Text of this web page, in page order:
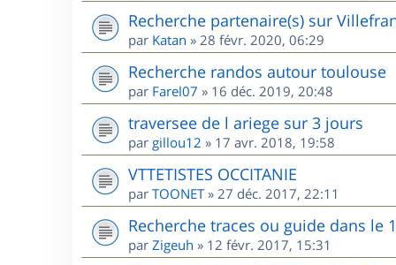
Recherche partenaire(s) sur
par Katan » 28 févr. 2020, 06:29
Recherche randos autour toulouse
par Farel07 » 16 déc. 2019, 20:48
traversee de l ariege sur 3 jours
par gillou12 » 17 avr. 2018, 19:58
VTTETISTES OCCITANIE
par TOONET» 27 déc. 2017, 22:11
Recherche traces ou guide dans le
par Zigeuh » 12 févr. 2017, 15:31